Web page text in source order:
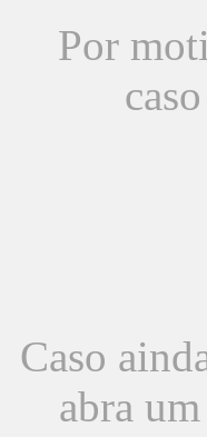
Por
Caso
abra